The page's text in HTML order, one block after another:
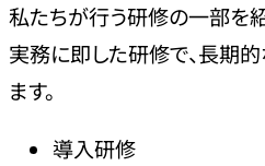
私たちが行う研修の一部を紹
実務に即した研修で、長期
ます。
導入研修